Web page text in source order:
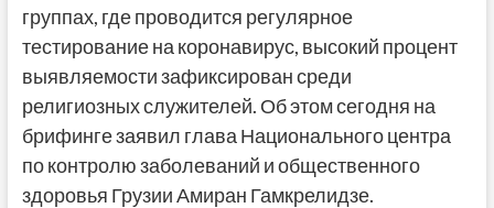
группах, где проводится регулярное
тестирование на коронавирус, высокий процент
выявляемости зафиксирован среди
религиозных служителей. Об этом сегодня на
брифинге заявил глава Национального центра
по контролю заболеваний и общественного
здоровья Грузии Амиран Гамкрелидзе.